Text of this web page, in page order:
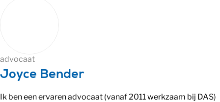
advocaat
Joyce Bender
Ik ben een ervaren advocaat (vanaf 2011 werkzaam bij DAS)